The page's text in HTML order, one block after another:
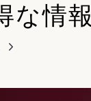
な情報